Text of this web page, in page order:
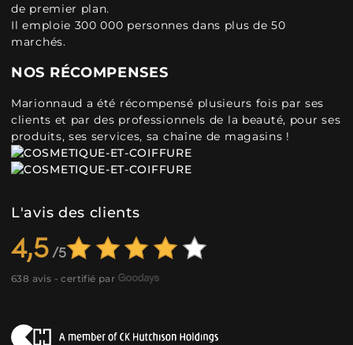
de premier plan.
Il emploie 300 000 personnes dans plus de 50
marchés.
NOS RÉCOMPENSES
Marionnaud a été récompensé plusieurs fois par ses
clients et par des professionnels de la beauté, pour ses
produits, ses services, sa chaîne de magasins !
L'avis des clients
4,5
638 avis - certifié par